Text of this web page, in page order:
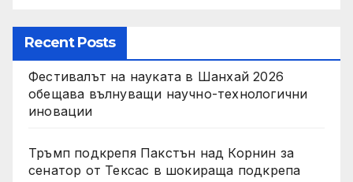
Recent Posts
Фестивалът на науката в Шанхай 2026
обещава вълнуващи научно-технологични
иновации
Тръмп подкрепя Пакстън над Корнин за
сенатор от Тексас в шокираща подкрепа